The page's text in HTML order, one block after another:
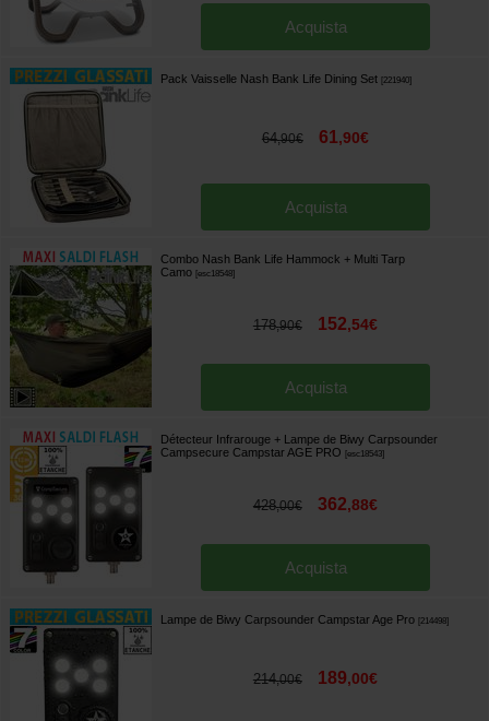
Acquista
Pack Vaisselle Nash Bank Life Dining Set 221940]
64,90€ 61,90€
Acquista
Combo Nash Bank Life Hammock + Multi Tarp
Camo [esc18548]
178,90€ 152,54€
Acquista
Détecteur Infrarouge + Lampe de Biwy Carpsounder
Campsecure Campstar AGE PRO
[esc18543]
428,00€ 362,88€
Acquista
Lampe de Biwy Carpsounder Campstar Age Pro 214498]
214,00€ 189,00€